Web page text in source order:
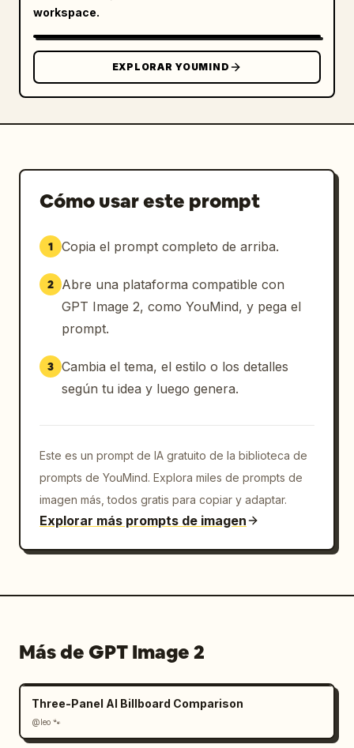
personalización del color principal:
deep blue ; personalización del fondo:
workspace.
EXPLORAR YOUMIND
Cómo usar este prompt
1 Copia el prompt completo de arriba.
2
Abre una plataforma compatible con
GPT Image 2, como YouMind, y pega el
prompt.
3 Cambia el tema, el estilo o los detalles
según tu idea y luego genera.
Este es un prompt de IA gratuito de la biblioteca de
prompts de YouMind. Explora miles de prompts de
imagen más, todos gratis para copiar y adaptar.
Explorar más prompts de imagen
Más de GPT Image 2
Three-Panel AI Billboard Comparison
@leo 🐾